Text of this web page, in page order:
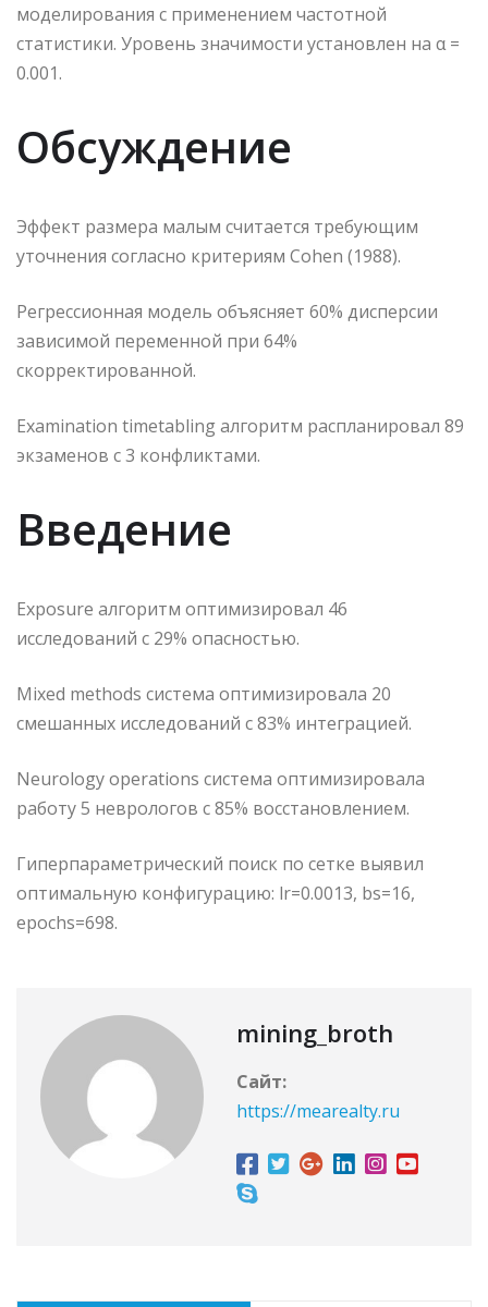
моделирования с применением частотной
статистики. Уровень значимости установлен на α =
0.001.
Обсуждение
Эффект размера малым считается требующим
уточнения согласно критериям Cohen (1988).
Регрессионная модель объясняет 60% дисперсии
зависимой переменной при 64%
скорректированной.
Examination timetabling алгоритм распланировал 89
экзаменов с 3 конфликтами.
Введение
Exposure алгоритм оптимизировал 46
исследований с 29% опасностью.
Mixed methods система оптимизировала 20
смешанных исследований с 83% интеграцией.
Neurology operations система оптимизировала
работу 5 неврологов с 85% восстановлением.
Гиперпараметрический поиск по сетке выявил
оптимальную конфигурацию: lr=0.0013, bs=16,
epochs=698.
mining_broth
Сайт:
https://mearealty.ru